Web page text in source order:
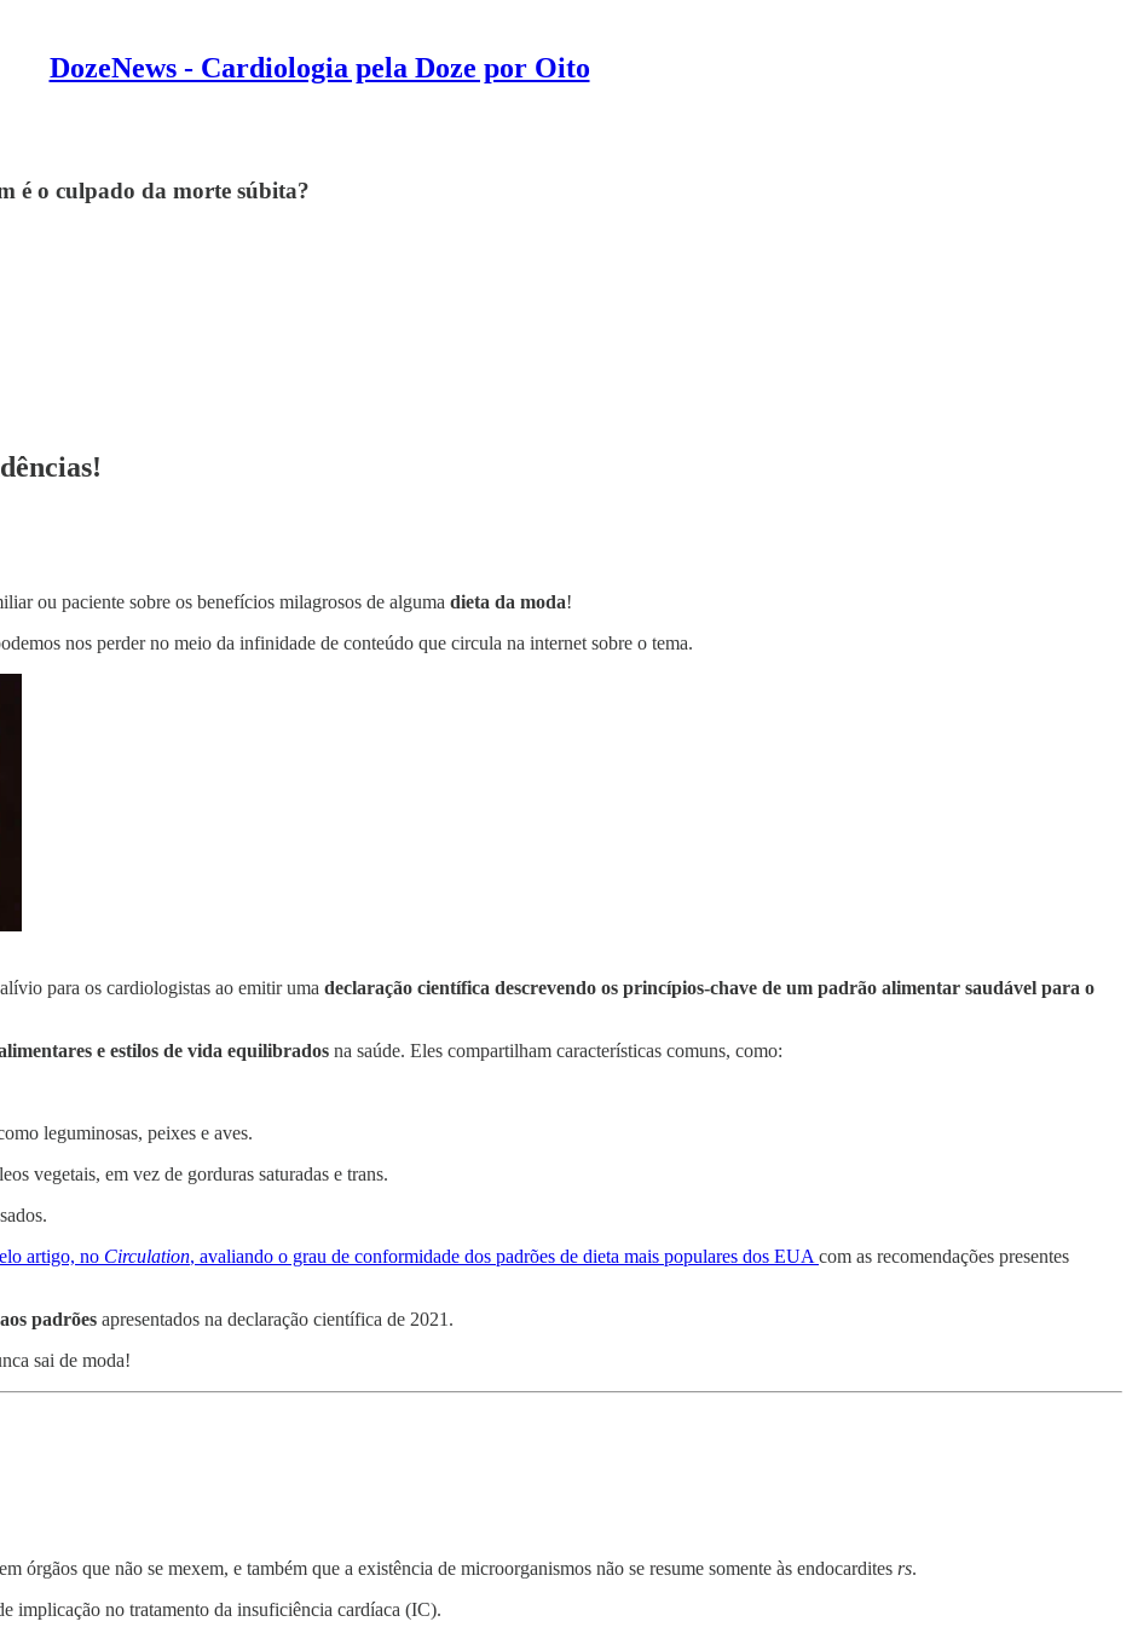
DozeNews - Cardiologia pela Doze por Oito
é o culpado da morte súbita?
ou paciente sobre os benefícios milagrosos de alguma dieta da moda!
nos perder no meio da infinidade de conteúdo que circula na internet sobre o tema.
para os cardiologistas ao emitir uma declaração científica descrevendo os princípios-chave de um padrão alimentar saudável para o
e estilos de vida equilibrados na saúde. Eles compartilham características comuns, como:
leguminosas, peixes e aves.
vegetais, em vez de gorduras saturadas e trans.
artigo, no Circulation, avaliando o grau de conformidade dos padrões de dieta mais populares dos EUA com as recomendações presentes
padrões apresentados na declaração científica de 2021.
sai de moda!
órgãos que não se mexem, e também que a existência de microorganismos não se resume somente às endocardites rs.
implicação no tratamento da insuficiência cardíaca (IC).